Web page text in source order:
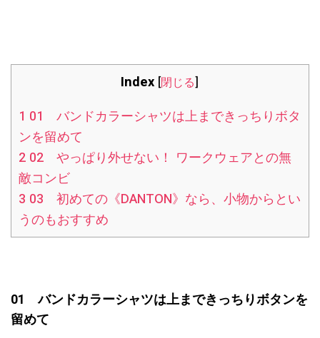
Index [閉じる]
1 01 バンドカラーシャツは上まできっちりボタ
ンを留めて
202 やっぱり外せない！ ワークウェアとの無
敵コンビ
3 03 初めての《DANTON》なら、小物からとい
うのもおすすめ
01 バンドカラーシャツは上まできっちりボタンを
留めて